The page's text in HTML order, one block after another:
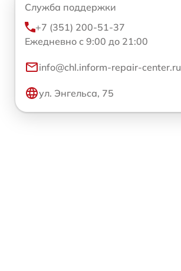
Служба поддержки
+7 (351) 200-51-37
Ежедневно с 9:00 до 21:00
info@chl.inform-repair-center.ru
ул. Энгельса, 75